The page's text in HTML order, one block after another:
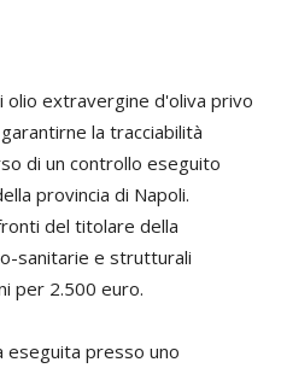
olio extravergine d'oliva privo
la tracciabilità
di un controllo eseguito
provincia di Napoli.
del titolare della
sanitarie e strutturali
per 2.500 euro.
presso uno